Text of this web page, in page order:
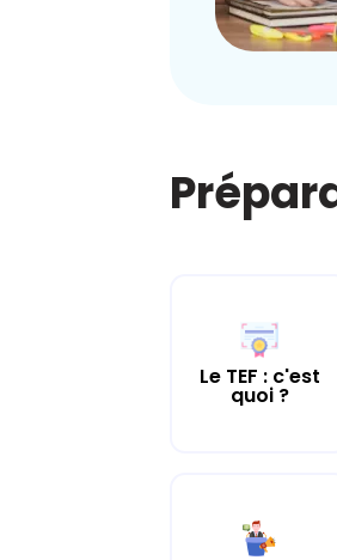
Le TEF : c'est
quoi ?